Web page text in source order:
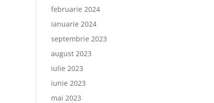
februarie 2024
ianuarie 2024
septembrie 2023
august 2023
iulie 2023
iunie 2023
mai 2023